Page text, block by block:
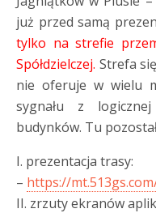
już przed samą
tylko na strefie
Spółdzielczej. Strefa
nie oferuje w wielu
sygnału z
budynków. Tu
I. prezentacja trasy:
– https://
II. zrzuty ekranów